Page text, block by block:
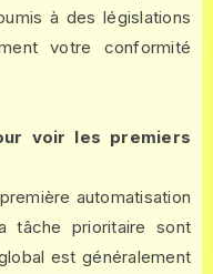
à des législations
votre conformité
voir les premiers
automatisation
tâche prioritaire sont
est généralement